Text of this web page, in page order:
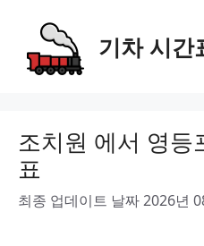
content
기차 시간
조치원 에서 영등
표
최종 업데이트 날짜 2026년